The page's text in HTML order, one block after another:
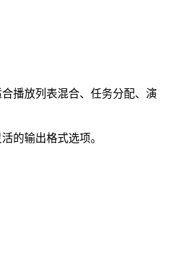
播放列表混合、任务分配、演
的输出格式选项。